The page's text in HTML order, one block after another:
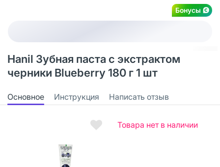
Бонусы
Hanil Зубная паста с экстрактом
черники Blueberry 180 г 1 шт
Основное Инструкция Написать отзыв
Товара нет в наличии